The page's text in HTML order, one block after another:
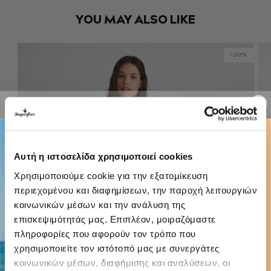
Αυτή η ιστοσελίδα χρησιμοποιεί cookies
Χρησιμοποιούμε cookie για την εξατομίκευση
περιεχομένου και διαφημίσεων, την παροχή λειτουργιών
κοινωνικών μέσων και την ανάλυση της
επισκεψιμότητάς μας. Επιπλέον, μοιραζόμαστε
πληροφορίες που αφορούν τον τρόπο που
χρησιμοποιείτε τον ιστότοπό μας με συνεργάτες
κοινωνικών μέσων, διαφήμισης και αναλύσεων, οι
YOU MAY ALSO LIKE
-20%